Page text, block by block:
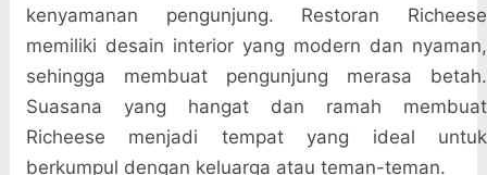
kenyamanan pengunjung. Restoran Richeese
memiliki desain interior yang modern dan nyaman,
sehingga membuat pengunjung merasa betah.
Suasana yang hangat dan ramah membuat
Richeese menjadi tempat yang ideal untuk
berkumpul dengan keluarga atau teman-teman.